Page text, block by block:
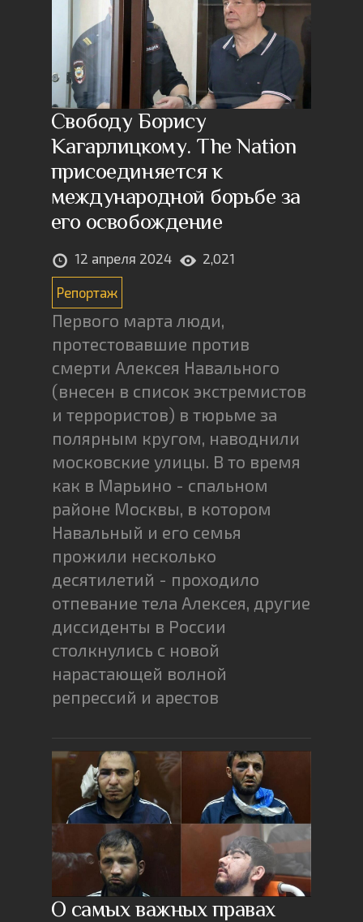
Свободу Борису
Кагарлицкому. The Nation
присоединяется к
международной борьбе за
его освобождение
12 апреля 2024 2,021
Репортаж
Первого марта люди,
протестовавшие против
смерти Алексея Навального
(внесен в список экстремистов
и террористов) в тюрьме за
полярным кругом, наводнили
московские улицы. В то время
как в Марьино - спальном
районе Москвы, в котором
Навальный и его семья
прожили несколько
десятилетий - проходило
отпевание тела Алексея, другие
диссиденты в России
столкнулись с новой
нарастающей волной
репрессий и арестов
О самых важных правах